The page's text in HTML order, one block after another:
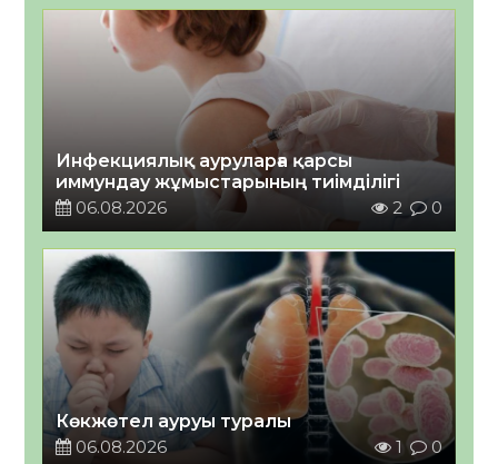
Инфекциялық ауруларға қарсы
иммундау жұмыстарының тиімділігі
06.08.2026
2 0
Көкжөтел ауруы туралы
06.08.2026
1 0